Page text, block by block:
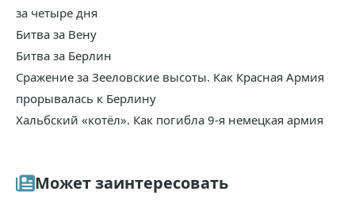
за четыре дня
Битва за Вену
Битва за Берлин
Сражение за Зееловские высоты. Как Красная Армия
прорывалась к Берлину
Хальбский «котёл». Как погибла 9-я немецкая армия
Может заинтересовать